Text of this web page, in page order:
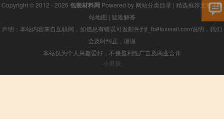
Copyright © 2012 - 2026 包装材料网 Powered by 网站分类目录 | 精选推荐文章|网
站地图 | 疑难解答
声明：本站内容来自互联网，如信息有错误可发邮件到f_fb#foxmail.com说明，我们
会及时纠正，谢谢
本站仅为个人兴趣爱好，不接盈利性广告及商业合作
小男孩